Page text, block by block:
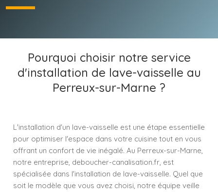
Pourquoi choisir notre service
d'installation de lave-vaisselle au
Perreux-sur-Marne ?
L'installation d'un lave-vaisselle est une étape essentielle
pour optimiser l'espace dans votre cuisine tout en vous
offrant un confort de vie inégalé. Au Perreux-sur-Marne,
notre entreprise, deboucher-canalisation.fr, est
spécialisée dans l'installation de lave-vaisselle. Quel que
soit le modèle que vous avez choisi, notre équipe veille